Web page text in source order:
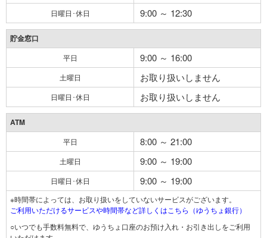
日曜日･休日 9:00 ～ 12:30
貯金窓口
平日 9:00 ～ 16:00
土曜日 お取り扱いしません
日曜日･休日 お取り扱いしません
ATM
平日 8:00 ～ 21:00
土曜日 9:00 ～ 19:00
日曜日･休日 9:00 ～ 19:00
※時間帯によっては、お取り扱いをしていないサービスがございます。
ご利用いただけるサービスや時間帯など詳しくはこちら（ゆうちょ銀行）
○いつでも手数料無料で、ゆうちょ口座のお預け入れ・お引き出しをご利用